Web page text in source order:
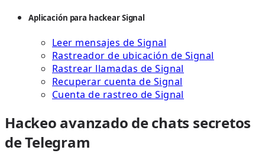
Aplicación para hackear Signal
Leer mensajes de Signal
Rastreador de ubicación de Signal
Rastrear llamadas de Signal
Recuperar cuenta de Signal
Cuenta de rastreo de Signal
Hackeo avanzado de chats secretos
de Telegram